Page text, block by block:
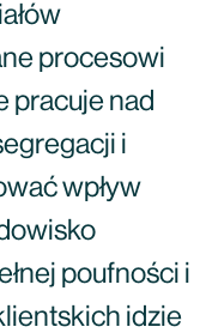
procesowi
pracuje nad
i
wpływ
poufności i
idzie